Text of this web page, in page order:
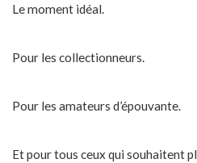
Le moment idéal.
Pour les collectionneurs.
Pour les amateurs d’épouvante.
Et pour tous ceux qui souhaitent